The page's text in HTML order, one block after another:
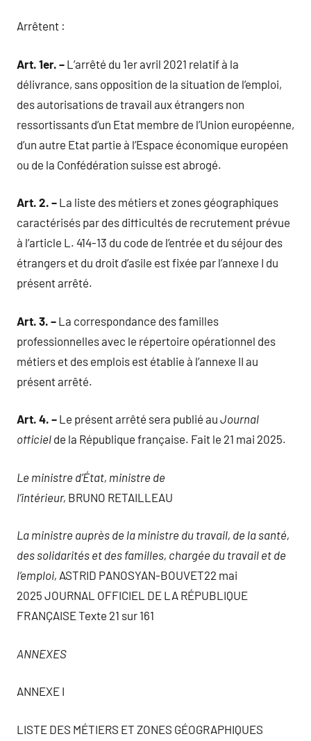
Arrêtent :
Art. 1er. – L’arrêté du 1er avril 2021 relatif à la
délivrance, sans opposition de la situation de l’emploi,
des autorisations de travail aux étrangers non
ressortissants d’un Etat membre de l’Union européenne,
d’un autre Etat partie à l’Espace économique européen
ou de la Confédération suisse est abrogé.
Art. 2. – La liste des métiers et zones géographiques
caractérisés par des difficultés de recrutement prévue
à l’article L. 414-13 du code de l’entrée et du séjour des
étrangers et du droit d’asile est fixée par l’annexe I du
présent arrêté.
Art. 3. – La correspondance des familles
professionnelles avec le répertoire opérationnel des
métiers et des emplois est établie à l’annexe II au
présent arrêté.
Art. 4. – Le présent arrêté sera publié au Journal
officiel de la République française. Fait le 21 mai 2025.
Le ministre d’État, ministre de
l’intérieur, BRUNO RETAILLEAU
La ministre auprès de la ministre du travail, de la santé,
des solidarités et des familles, chargée du travail et de
l’emploi, ASTRID PANOSYAN-BOUVET22 mai
2025 JOURNAL OFFICIEL DE LA RÉPUBLIQUE
FRANÇAISE Texte 21 sur 161
ANNEXES
ANNEXE I
LISTE DES MÉTIERS ET ZONES GÉOGRAPHIQUES